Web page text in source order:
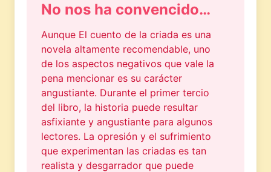
No nos ha convencido…
Aunque El cuento de la criada es una
novela altamente recomendable, uno
de los aspectos negativos que vale la
pena mencionar es su carácter
angustiante. Durante el primer tercio
del libro, la historia puede resultar
asfixiante y angustiante para algunos
lectores. La opresión y el sufrimiento
que experimentan las criadas es tan
realista y desgarrador que puede